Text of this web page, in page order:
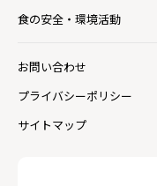
食の安全・環境活動
お問い合わせ
プライバシーポリシー
サイトマップ